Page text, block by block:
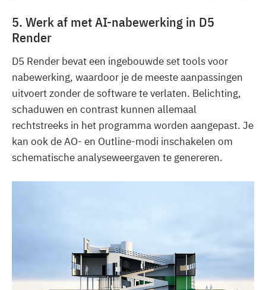
5. Werk af met AI-nabewerking in D5
Render
D5 Render bevat een ingebouwde set tools voor
nabewerking, waardoor je de meeste aanpassingen
uitvoert zonder de software te verlaten. Belichting,
schaduwen en contrast kunnen allemaal
rechtstreeks in het programma worden aangepast. Je
kan ook de AO- en Outline-modi inschakelen om
schematische analyseweergaven te genereren.